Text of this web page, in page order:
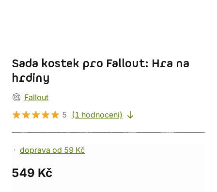
Sada kostek pro Fallout: Hra na
hrdiny
Fallout
5
(1 hodnocení)
doprava od 59 Kč
549 Kč